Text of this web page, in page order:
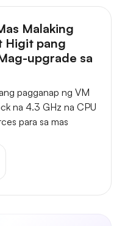
Malaking
Higit pang
upgrade sa
pagganap ng VM
na 4.3 GHz na CPU
para sa mas